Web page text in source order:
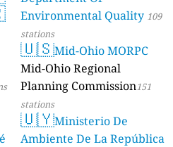
Environmental Quality 109
stations
🇺🇸Mid-Ohio MORPC
Mid-Ohio Regional
Planning Commission151
stations
🇺🇾Ministerio De
Ambiente De La República